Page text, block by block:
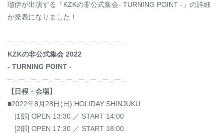
瑠伊が出演する「KZKの非公式集会- TURNING POINT -」の詳細
が発表になりました！
─…─…─…─…─…─…─…─…─…─…
KZKの非公式集会 2022
- TURNING POINT -
─…─…─…─…─…─…─…─…─…─…
【日程・会場】
■2022年8月28日(日) HOLIDAY SHINJUKU
[1部] OPEN 13:30 ／ START 14:00
[2部] OPEN 17:30 ／ START 18:00